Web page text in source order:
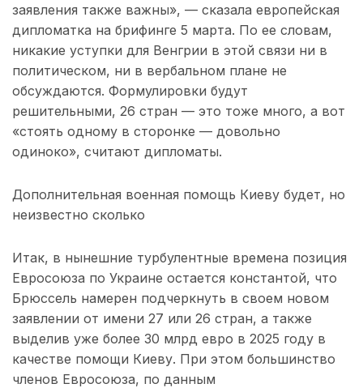
заявления также важны», — сказала европейская
дипломатка на брифинге 5 марта. По ее словам,
никакие уступки для Венгрии в этой связи ни в
политическом, ни в вербальном плане не
обсуждаются. Формулировки будут
решительными, 26 стран — это тоже много, а вот
«стоять одному в сторонке — довольно
одиноко», считают дипломаты.
Дополнительная военная помощь Киеву будет, но
неизвестно сколько
Итак, в нынешние турбулентные времена позиция
Евросоюза по Украине остается константой, что
Брюссель намерен подчеркнуть в своем новом
заявлении от имени 27 или 26 стран, а также
выделив уже более 30 млрд евро в 2025 году в
качестве помощи Киеву. При этом большинство
членов Евросоюза, по данным